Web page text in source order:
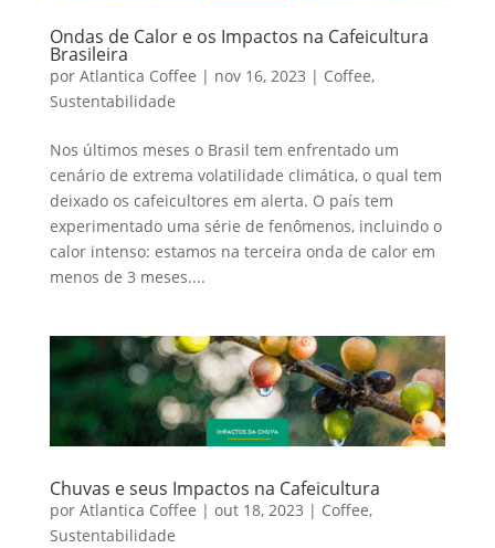
Ondas de Calor e os Impactos na Cafeicultura
Brasileira
por Atlantica Coffee | nov 16, 2023 | Coffee,
Sustentabilidade
Nos últimos meses o Brasil tem enfrentado um
cenário de extrema volatilidade climática, o qual tem
deixado os cafeicultores em alerta. O país tem
experimentado uma série de fenômenos, incluindo o
calor intenso: estamos na terceira onda de calor em
menos de 3 meses....
Chuvas e seus Impactos na Cafeicultura
por Atlantica Coffee | out 18, 2023 | Coffee,
Sustentabilidade